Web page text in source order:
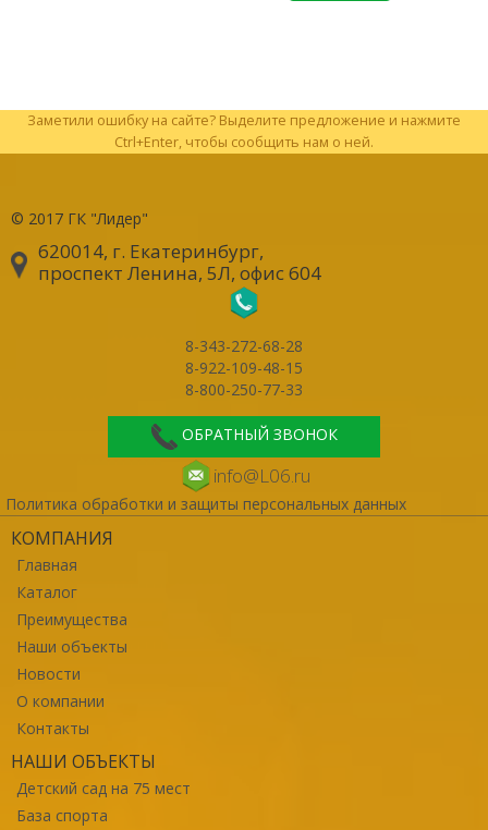
Заметили ошибку на сайте? Выделите предложение и нажмите
Ctrl+Enter, чтобы сообщить нам о ней.
© 2017 ГК "Лидер"
620014, г. Екатеринбург,
проспект Ленина, 5Л, офис 604
8-343-272-68-28
8-922-109-48-15
8-800-250-77-33
ОБРАТНЫЙ ЗВОНОК
info@L06.ru
Политика обработки и защиты персональных данных
КОМПАНИЯ
Главная
Каталог
Преимущества
Наши объекты
Новости
О компании
Контакты
НАШИ ОБЪЕКТЫ
Детский сад на 75 мест
База спорта